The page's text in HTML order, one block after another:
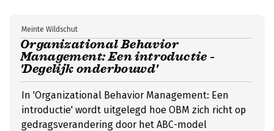
Organizational Behavior
Management: Een introductie -
'Degelijk onderbouwd'
Meinte Wildschut
In 'Organizational Behavior Management: Een
introductie' wordt uitgelegd hoe OBM zich richt op
gedragsverandering door het ABC-model